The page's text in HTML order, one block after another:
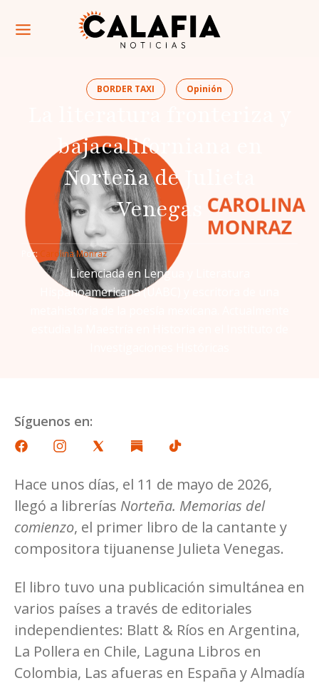
BORDER TAXI Opinión
bajacaliforniana en
Norteña de Julieta
Venegas
Por: Carolina Monraz
Licenciada en Lengua y Literatura
Hispanoamericana (UABC) y escritora de una
Síguenos en:
Hace unos días, el 11 de mayo de 2026,
llegó a librerías Norteña. Memorias del
comienzo, el primer libro de la cantante y
compositora tijuanense Julieta Venegas.
El libro tuvo una publicación simultánea en
varios países a través de editoriales
independientes: Blatt & Ríos en Argentina,
La Pollera en Chile, Laguna Libros en
Colombia, Las afueras en España y Almadía